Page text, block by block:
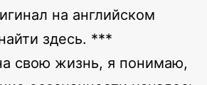
на английском
здесь. ***
свою жизнь, я понимаю,